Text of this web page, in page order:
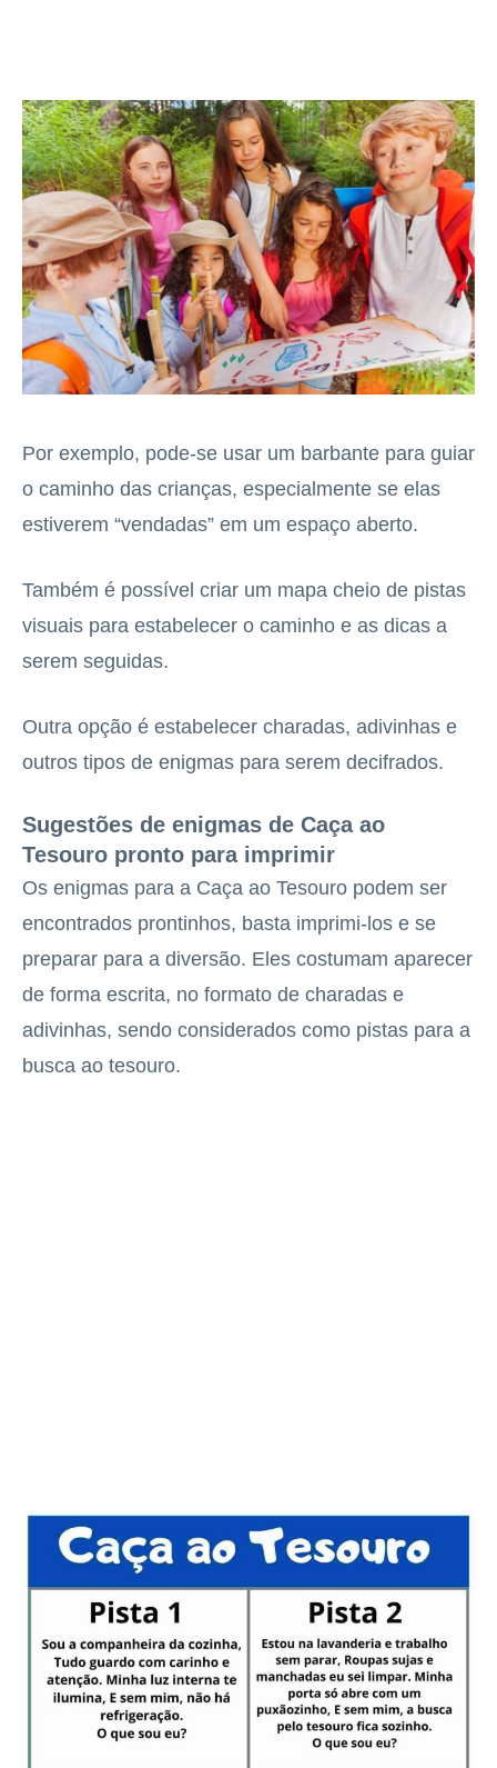
Por exemplo, pode-se usar um barbante para guiar
o caminho das crianças, especialmente se elas
estiverem “vendadas” em um espaço aberto.
Também é possível criar um mapa cheio de pistas
visuais para estabelecer o caminho e as dicas a
serem seguidas.
Outra opção é estabelecer charadas, adivinhas e
outros tipos de enigmas para serem decifrados.
Sugestões de enigmas de Caça ao
Tesouro pronto para imprimir
Os enigmas para a Caça ao Tesouro podem ser
encontrados prontinhos, basta imprimi-los e se
preparar para a diversão. Eles costumam aparecer
de forma escrita, no formato de charadas e
adivinhas, sendo considerados como pistas para a
busca ao tesouro.